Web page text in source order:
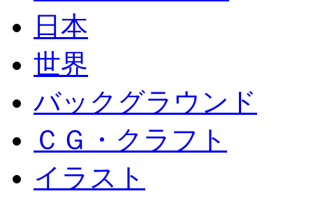
日本
世界
バックグラウンド
ＣＧ・クラフト
イラスト